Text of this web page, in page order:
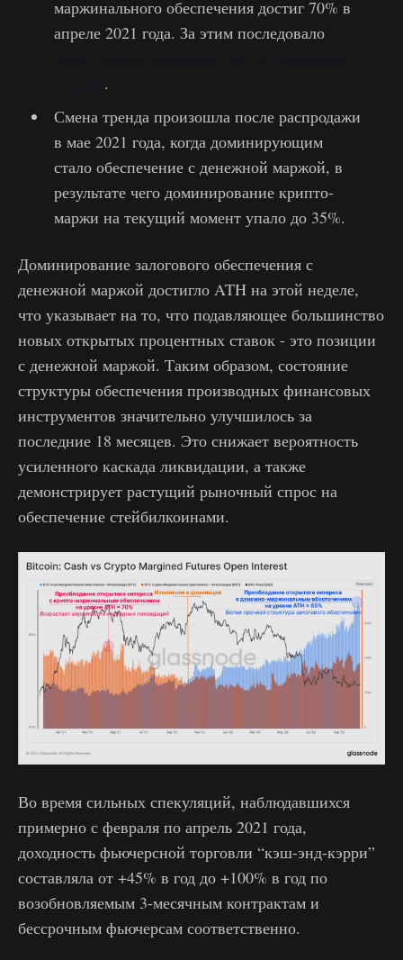
маржинального обеспечения достиг 70% в
апреле 2021 года. За этим последовало
.
Смена тренда произошла после распродажи
в мае 2021 года, когда доминирующим
стало обеспечение с денежной маржой, в
результате чего доминирование крипто-
маржи на текущий момент упало до 35%.
Доминирование залогового обеспечения с
денежной маржой достигло ATH на этой неделе,
что указывает на то, что подавляющее большинство
новых открытых процентных ставок - это позиции
с денежной маржой. Таким образом, состояние
структуры обеспечения производных финансовых
инструментов значительно улучшилось за
последние 18 месяцев. Это снижает вероятность
усиленного каскада ликвидации, а также
демонстрирует растущий рыночный спрос на
обеспечение стейбилкоинами.
Во время сильных спекуляций, наблюдавшихся
примерно с февраля по апрель 2021 года,
доходность фьючерсной торговли “кэш-энд-кэрри”
составляла от +45% в год до +100% в год по
возобновляемым 3-месячным контрактам и
бессрочным фьючерсам соответственно.